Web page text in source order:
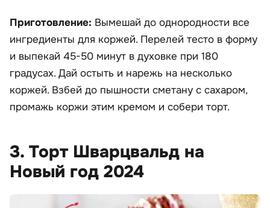
Приготовление: Вымешай до однородности все
ингредиенты для коржей. Перелей тесто в форму
и выпекай 45-50 минут в духовке при 180
градусах. Дай остыть и нарежь на несколько
коржей. Взбей до пышности сметану с сахаром,
промажь коржи этим кремом и собери торт.
3. Торт Шварцвальд на
Новый год 2024